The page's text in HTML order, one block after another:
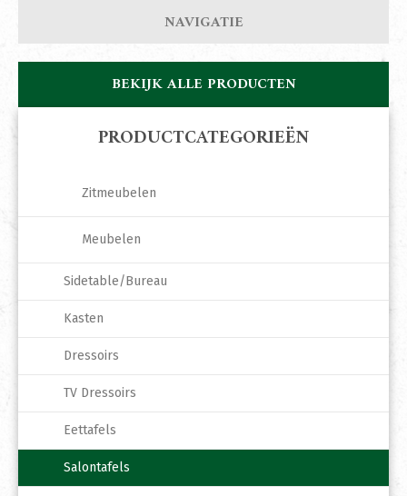
NAVIGATIE
BEKIJK ALLE PRODUCTEN
PRODUCTCATEGORIEËN
Zitmeubelen
Meubelen
Sidetable/Bureau
Kasten
Dressoirs
TV Dressoirs
Eettafels
Salontafels